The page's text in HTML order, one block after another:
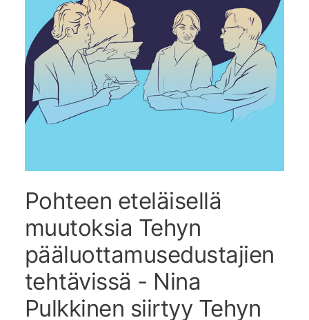
Pohteen eteläisellä
muutoksia Tehyn
pääluottamusedustajien
tehtävissä - Nina
Pulkkinen siirtyy Tehyn